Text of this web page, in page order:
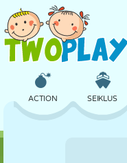
ACTION SEIKLUS